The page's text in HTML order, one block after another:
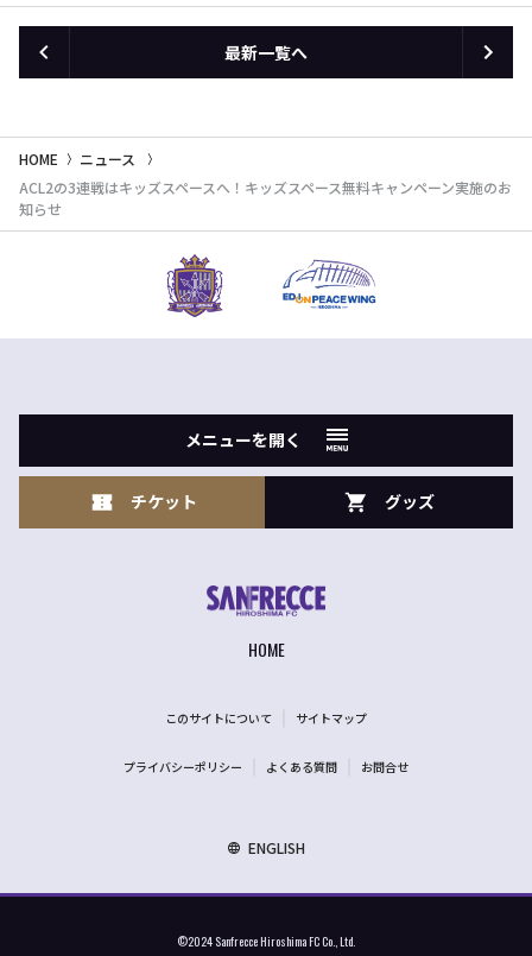
最新一覧へ
HOME
ニュース
ACL2の3連戦はキッズスペースへ！キッズスペース無料キャンペーン実施のお
知らせ
メニューを開く
チケット グッズ
HOME
このサイトについて サイトマップ
プライバシーポリシー よくある質問 お問合せ
ENGLISH
©2024 Sanfrecce Hiroshima FC Co., Ltd.